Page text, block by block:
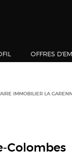
OFFRES
IMMOBILIER LA
Colombes